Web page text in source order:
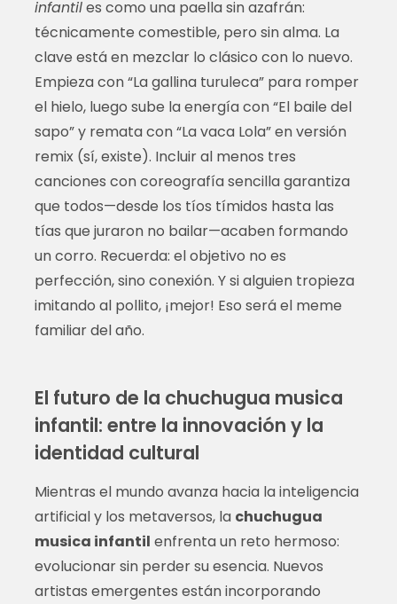
infantiles como una paella sin azafrán:
técnicamente comestible, pero sin alma. La
clave está en mezclar lo clásico con lo nuevo.
Empieza con “La gallina turuleca” para romper
el hielo, luego sube la energía con “El baile del
sapo” y remata con “La vaca Lola” en versión
remix (sí, existe). Incluir al menos tres
canciones con coreografía sencilla garantiza
que todos—desde los tíos tímidos hasta las
tías que juraron no bailar—acaben formando
un corro. Recuerda: el objetivo no es
perfección, sino conexión. Y si alguien tropieza
imitando al pollito, ¡mejor! Eso será el meme
familiar del año.
El futuro de la chuchugua musica
infantil: entre la innovación y la
identidad cultural
Mientras el mundo avanza hacia la inteligencia
artificial y los metaversos, la chuchugua
musica infantil enfrenta un reto hermoso:
evolucionar sin perder su esencia. Nuevos
artistas emergentes están incorporando